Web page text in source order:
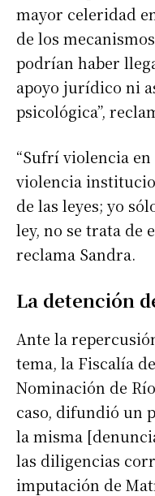
mayor celeridad
de los
podrían haber
apoyo jurídico ni
psicológica”,
“Sufrí violencia
violencia
de las leyes; yo
ley, no se trata de
reclama Sandra.
La detención
Ante la
tema, la Fiscalía
Nominación de
caso, difundió un
la misma
las diligencias
imputación de